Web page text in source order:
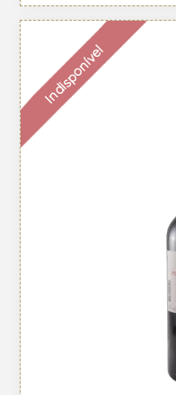
Indisponível